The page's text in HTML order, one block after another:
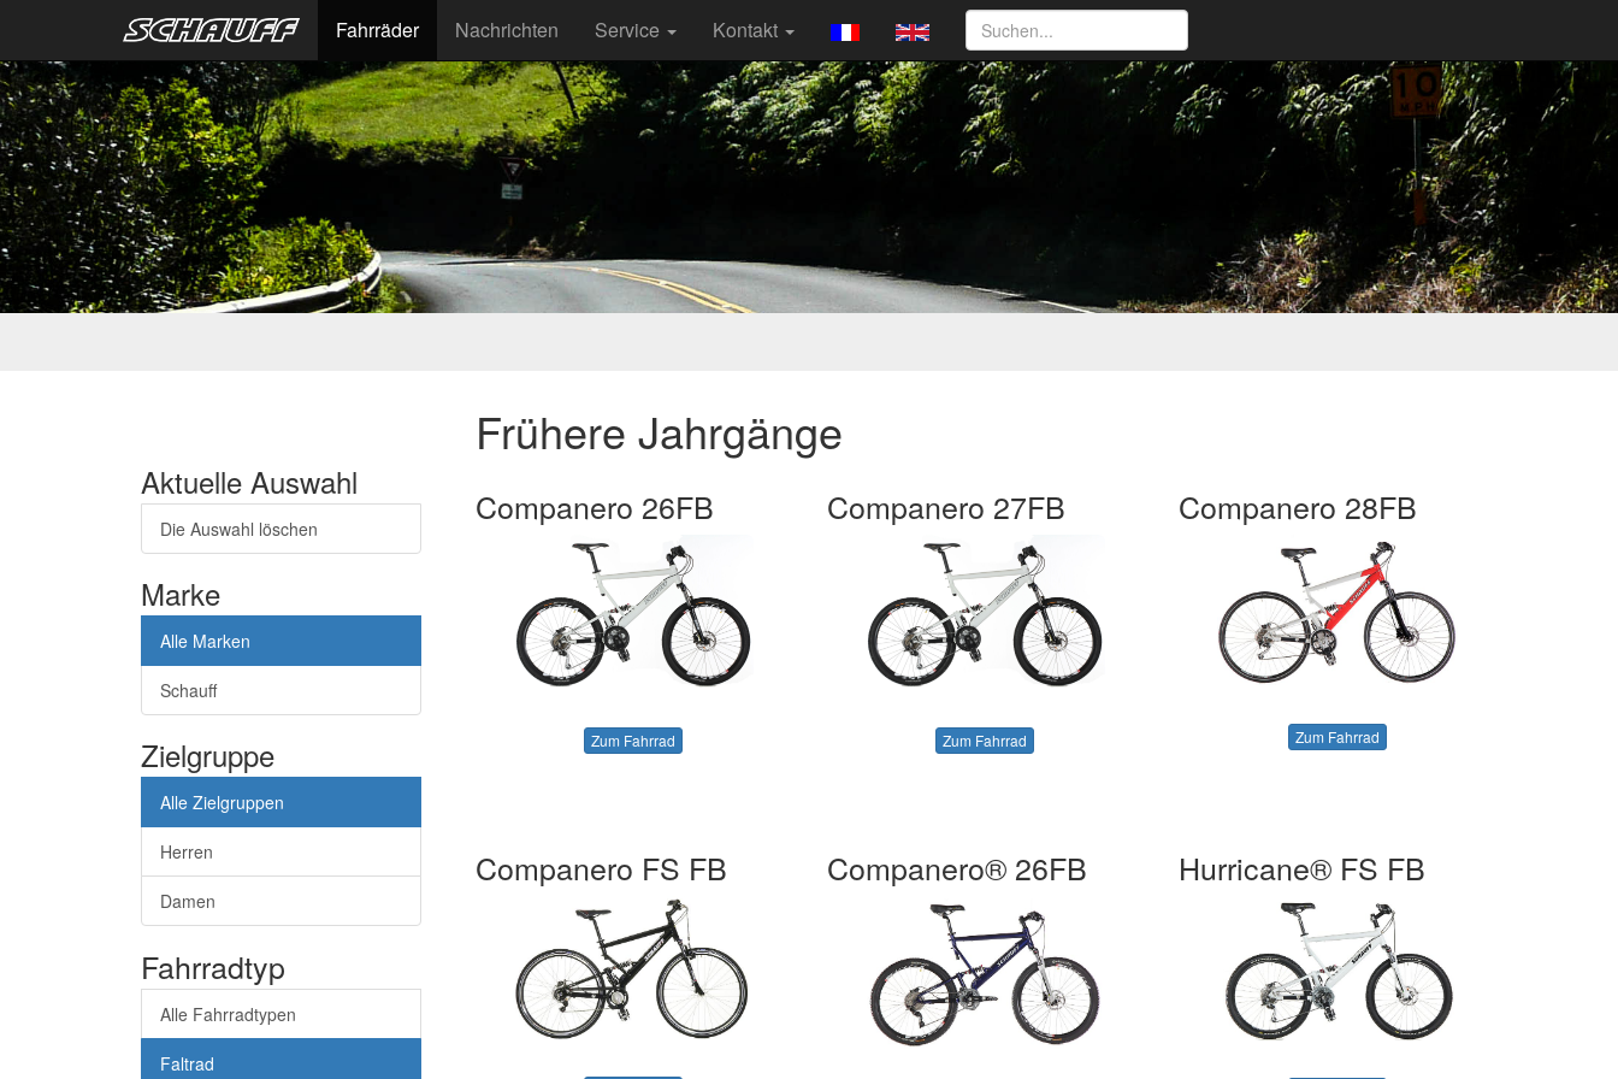
Fahrräder Nachrichten Service Kontakt
Frühere Jahrgänge
Aktuelle Auswahl
Die Auswahl löschen
Marke
Alle Marken
Schauff
Zielgruppe
Alle Zielgruppen
Herren
Damen
Fahrradtyp
Alle Fahrradtypen
Faltrad
Companero 26FB
Zum Fahrrad
Companero 27FB
Zum Fahrrad
Companero 28FB
Zum Fahrrad
Companero FS FB Companero® 26FB Hurricane® FS FB